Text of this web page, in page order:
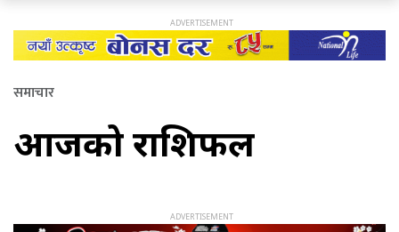
समाचार
आजको राशिफल